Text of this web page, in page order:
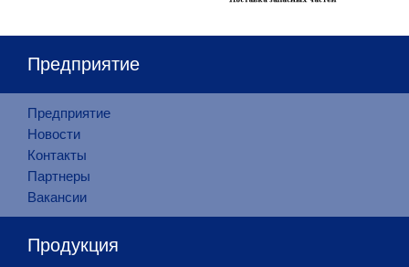
Предприятие
Предприятие
Новости
Контакты
Партнеры
Вакансии
Продукция